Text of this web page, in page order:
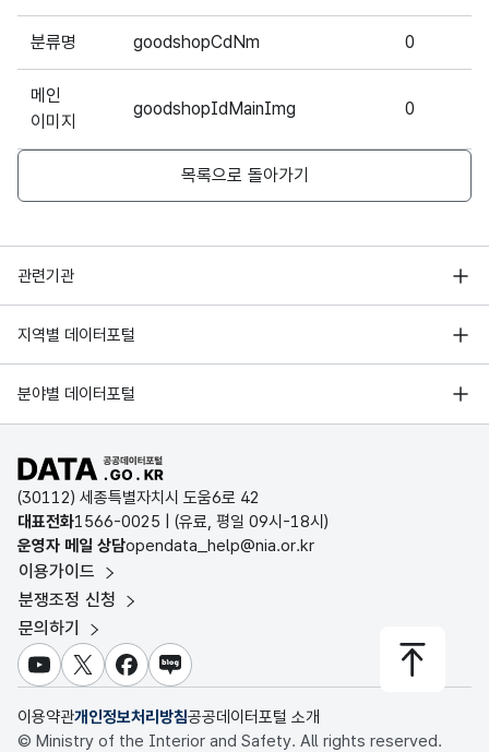
분류명 goodshopCdNm 0
메인
이미지
goodshopIdMainImg 0
목록으로 돌아가기
관련기관
행정안전부
한국지능정보사회진흥원
국가정보자원관리원
지역별 데이터포털
서울 열린데이터광장
경기데이터드림
D-데이터허브
인천데이터포털
울산광역시 데이터포털
전남광주통합특별시 빅데이터 플랫폼
대전광역시 데이터포털
세종특별자치시 데이터포털
충청북도 데이터허브
분야별 데이터포털
기상자료개방포털
국토교통부 공간정보오픈플랫폼
환경부 환경데이터포털
문화데이터광장
농림축산식품 공공데이터포털
보건의료빅데이터개방시스템
식품의약품안전처 데이터포털
교육통계서비스
공공데이터포털 바로가기
(30112) 세종특별자치시 도움6로 42
대표전화1566-0025 | (유료, 평일 09시-18시)
운영자 메일 상담opendata_help@nia.or.kr
이용가이드
분쟁조정 신청
문의하기
유튜브X 페이스북
블로그
이용약관개인정보처리방침공공데이터포털 소개
© Ministry of the Interior and Safety. All rights reserved.